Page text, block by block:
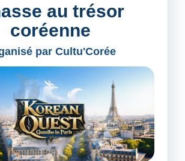
au trésor
coréenne
par Cultu'Corée